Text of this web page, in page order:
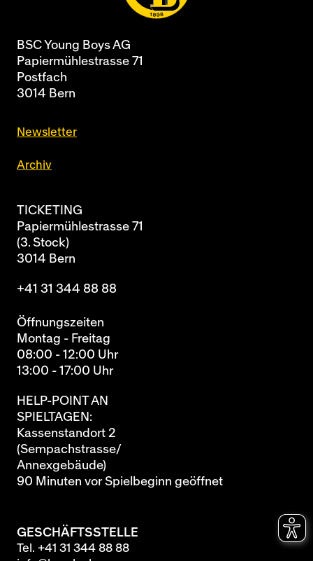
BSC Young Boys AG
Papiermühlestrasse 71
Postfach
3014 Bern
Newsletter
Archiv
TICKETING
Papiermühlestrasse 71
(3. Stock)
3014 Bern
+41 31 344 88 88
Öffnungszeiten
Montag - Freitag
08:00 - 12:00 Uhr
13:00 - 17:00 Uhr
HELP-POINT AN
SPIELTAGEN:
Kassenstandort 2
(Sempachstrasse/
Annexgebäude)
90 Minuten vor Spielbeginn geöffnet
GESCHÄFTSSTELLE
Tel. +41 31 344 88 88